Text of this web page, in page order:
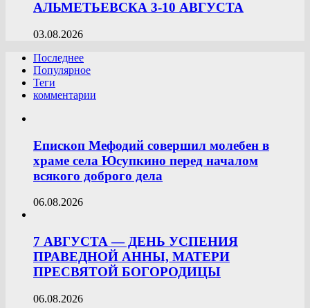
АЛЬМЕТЬЕВСКА 3-10 АВГУСТА
03.08.2026
Последнее
Популярное
Теги
комментарии
Епископ Мефодий совершил молебен в
храме села Юсупкино перед началом
всякого доброго дела
06.08.2026
7 АВГУСТА — ДЕНЬ УСПЕНИЯ
ПРАВЕДНОЙ АННЫ, МАТЕРИ
ПРЕСВЯТОЙ БОГОРОДИЦЫ
06.08.2026